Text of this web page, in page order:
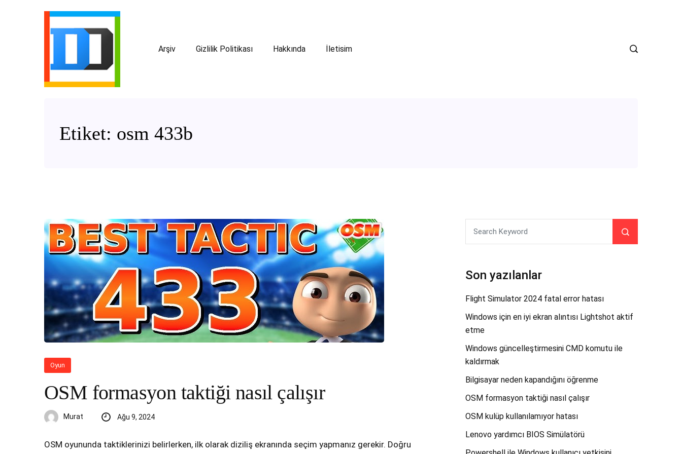
Arşiv Gizlilik Politikası Hakkında İletisim
Etiket: osm 433b
Oyun
OSM formasyon taktiği nasıl çalışır
Murat Ağu 9, 2024
OSM oyununda taktiklerinizi belirlerken, ilk olarak diziliş ekranında seçim yapmanız gerekir. Doğru
Son yazılanlar
Flight Simulator 2024 fatal error hatası
Windows için en iyi ekran alıntısı Lightshot aktif
etme
Windows güncelleştirmesini CMD komutu ile
kaldırmak
Bilgisayar neden kapandığını öğrenme
OSM formasyon taktiği nasıl çalışır
OSM kulüp kullanılamıyor hatası
Lenovo yardımcı BIOS Simülatörü